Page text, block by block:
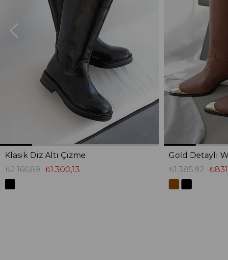
Klasik Diz Altı Çizme
₺1.300,13
₺2.166,89
Gold Detaylı
₺1.385,92